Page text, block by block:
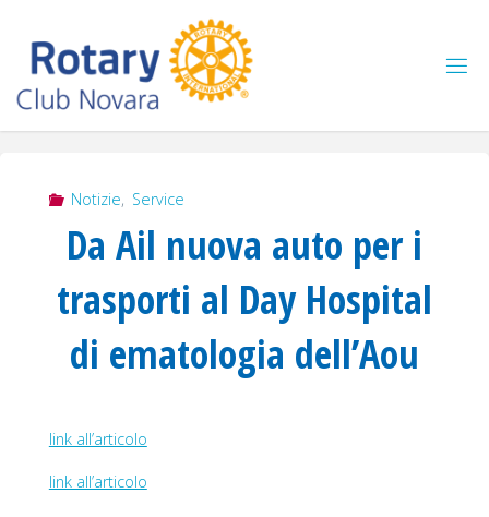
contenuto
Notizie, Service
Da Ail nuova auto per i
trasporti al Day Hospital
di ematologia dell’Aou
link all’articolo
link all’articolo